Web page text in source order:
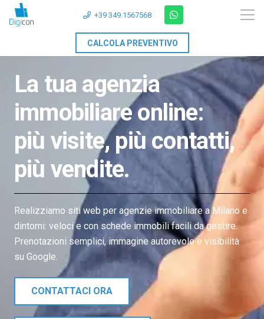
+39 349.1567568
CALCOLA PREVENTIVO
La tua agenzia
immobiliare online:
più visite, più contatti,
più vendite.
Realizziamo siti web per agenzie immobiliare a Milano e
dintorni: veloci e con schede immobili facili da gestire.
Prenotazioni semplici, immagine autorevole e visibilità
su Google.
CONTATTACI ORA